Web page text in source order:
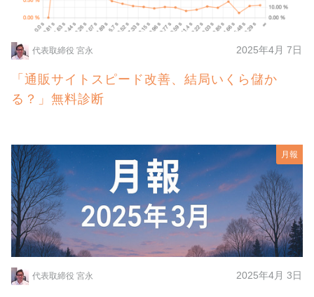
代表取締役 宮永 2025年4月 7日
「通販サイトスピード改善、結局いくら儲か
る？」無料診断
月報
代表取締役 宮永 2025年4月 3日